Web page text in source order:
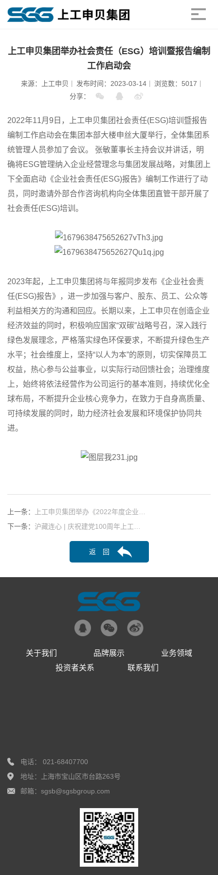
上工申贝集团举办社会责任（ESG）培训暨报告编制
工作启动会
来源：上工申贝 发布时间：2023-03-14
浏览数：5017
分享：
2022年11月9日，上工申贝集团社会责任(ESG)培训暨报告
编制工作启动会在集团本部大楼申丝大厦举行，全体集团系
统管理人员参加了会议。 张敏董事长主持会议并讲话，明
确将ESG管理纳入企业经营理念与集团发展战略，对集团上
下全面启动《企业社会责任(ESG)报告》编制工作进行了动
员，同时邀请外部合作咨询机构向全体集团直管干部开展了
社会责任(ESG)培训。
2023年起，上工申贝集团将与年报同步发布《企业社会责
任(ESG)报告》，进一步加强与客户、股东、员工、公众等
利益相关方的沟通和回应。长期以来，上工申贝在创造企业
经济效益的同时，积极响应国家“双碳”战略号召，深入践行
绿色发展理念，严格落实绿色环保要求，不断提升绿色生产
水平；社会维度上，坚持“以人为本”的原则，切实保障员工
权益，热心参与公益事业，以实际行动回馈社会；治理维度
上，始终将依法经营作为公司运行的基本准则，持续优化全
球布局，不断提升企业核心竞争力，在致力于自身高质量、
可持续发展的同时，助力经济社会发展和环境保护协同共
进。
上一条：
上工申贝集团举办《2022年度企业…
下一条： 沪藏连心 | 庆祝建党100周年上工…
返 回
关于我们 品牌展示
业务领域
投资者关系
联系我们
电话： 021-68407700
地址：上海市宝山区市台路263号
邮箱：sgsb@sgsbgroup.com